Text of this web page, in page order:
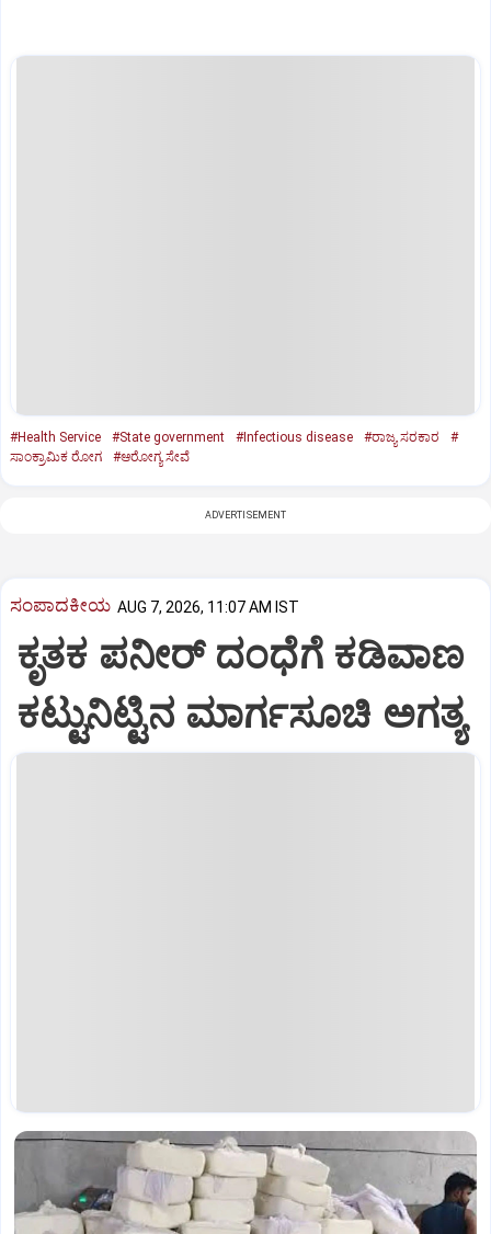
#Health Service #State government #Infectious disease #ರಾಜ್ಯ ಸರಕಾರ
#
ಸಾಂಕ್ರಾಮಿಕ ರೋಗ
#ಆರೋಗ್ಯ ಸೇವೆ
ADVERTISEMENT
ಸಂಪಾದಕೀಯ AUG 7, 2026, 11:07 AM IST
ಕೃತಕ ಪನೀರ್‌ ದಂಧೆಗೆ ಕಡಿವಾಣ
ಕಟ್ಟುನಿಟ್ಟಿನ ಮಾರ್ಗಸೂಚಿ ಅಗತ್ಯ